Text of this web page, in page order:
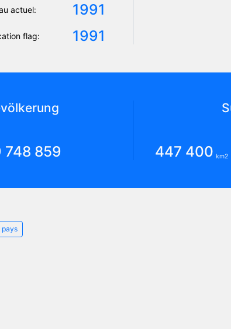
actuel: 1991
flag: 1991
748 859 447 400 km2
pays